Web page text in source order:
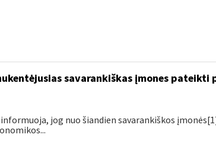
savarankiškas įmones pateikti
jog nuo šiandien savarankiškos